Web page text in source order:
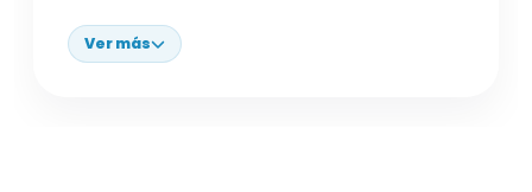
Ver más